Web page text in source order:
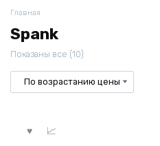
Главная
Spank
Показаны все (10)
возрастанию